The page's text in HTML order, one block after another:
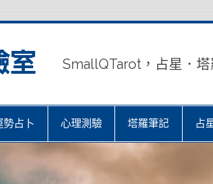
室 SmallQTarot，占星．塔
勢占卜 心理測驗 塔羅筆記 占